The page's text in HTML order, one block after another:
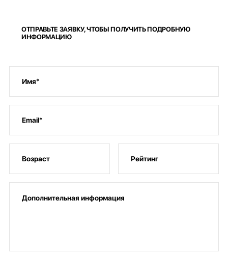
ОТПРАВЬТЕ ЗАЯВКУ, ЧТОБЫ ПОЛУЧИТЬ ПОДРОБНУЮ
ИНФОРМАЦИЮ